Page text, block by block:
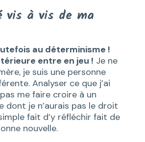
vis à vis de ma
au déterminisme !
entre en jeu ! Je ne
je suis une personne
Analyser ce que j’ai
me faire croire à un
dont je n’aurais pas le droit
fait d’y réfléchir fait de
nouvelle.